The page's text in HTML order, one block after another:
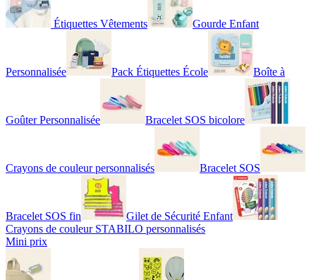
Étiquettes Vêtements Gourde Enfant
Personnalisée Pack Étiquettes École Boîte à
Goûter Personnalisée Bracelet SOS bicolore
Crayons de couleur personnalisés Bracelet SOS
Bracelet SOS fin
Gilet de Sécurité Enfant
Crayons de couleur STABILO personnalisés
Mini prix